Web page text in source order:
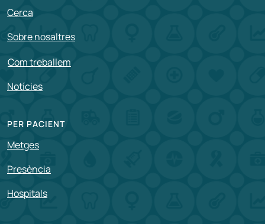
Cerca
Sobre nosaltres
Com treballem
Notícies
PER PACIENT
Metges
Presència
Hospitals